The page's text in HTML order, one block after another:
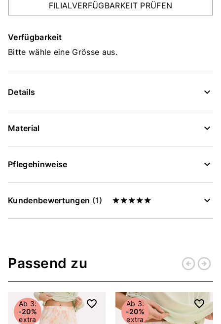
FILIALVERFÜGBARKEIT PRÜFEN
Verfügbarkeit
Bitte wähle eine Grösse aus.
Details
Material
Pflegehinweise
Kundenbewertungen (1)
Passend zu arrow_circle_leftarrow_circle_right
Ab 3:
-20%
extra
Ab 3:
-20%
extra